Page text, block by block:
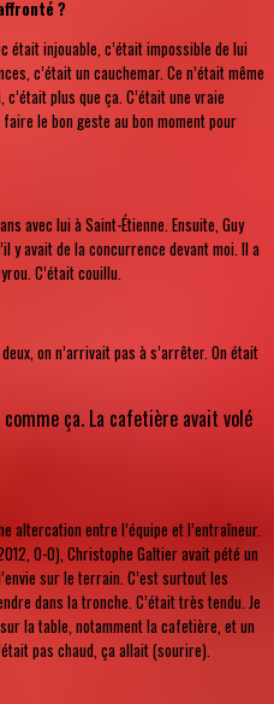
?
était injouable, c’était impossible de lui
c’était un cauchemar. Ce n’était même
plus que ça. C’était une vraie
le bon geste au bon moment pour
avec lui à Saint-Étienne. Ensuite, Guy
y avait de la concurrence devant moi. Il a
C’était couillu.
on n’arrivait pas à s’arrêter. On était
ça. La cafetière avait volé
altercation entre l’équipe et l’entraîneur.
0-0), Christophe Galtier avait pété un
sur le terrain. C’est surtout les
dans la tronche. C’était très tendu. Je
la table, notamment la cafetière, et un
pas chaud, ça allait (sourire).